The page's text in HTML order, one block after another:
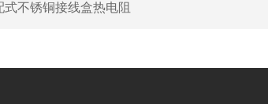
不锈铜接线盒热电阻